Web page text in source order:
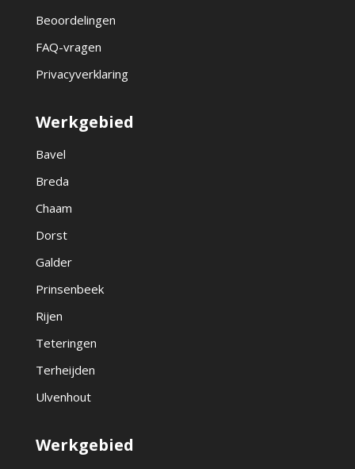
Beoordelingen
FAQ-vragen
Privacyverklaring
Werkgebied
Bavel
Breda
Chaam
Dorst
Galder
Prinsenbeek
Rijen
Teteringen
Terheijden
Ulvenhout
Werkgebied